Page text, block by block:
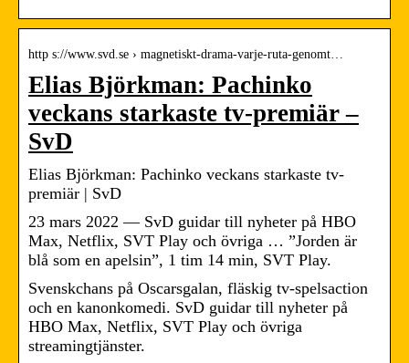
http s://www.svd.se › magnetiskt-drama-varje-ruta-genomt…
Elias Björkman: Pachinko
veckans starkaste tv-premiär –
SvD
Elias Björkman: Pachinko veckans starkaste tv-
premiär | SvD
23 mars 2022 — SvD guidar till nyheter på HBO
Max, Netflix, SVT Play och övriga … ”Jorden är
blå som en apelsin”, 1 tim 14 min, SVT Play.
Svenskchans på Oscarsgalan, fläskig tv-spelsaction
och en kanonkomedi. SvD guidar till nyheter på
HBO Max, Netflix, SVT Play och övriga
streamingtjänster.